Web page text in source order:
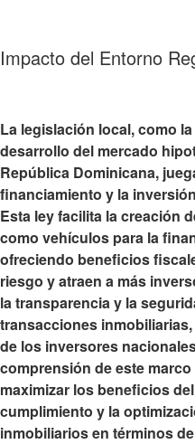
Impacto del Entorno
La legislación local, como
desarrollo del mercado
República Dominicana,
financiamiento y la
Esta leyfacilita la creación
como vehículos para la
ofreciendo beneficios
riesgo y atraen a más
la transparencia y la
transacciones
de los inversores
comprensión de este
maximizar los beneficios
cumplimiento y la
inmobiliarios en términos